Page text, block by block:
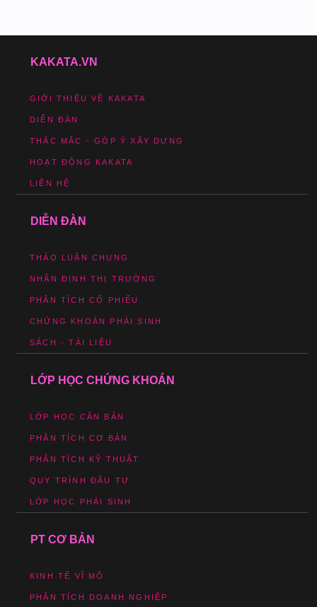
KAKATA.VN
GIỚI THIỆU VỀ KAKATA
DIỄN ĐÀN
THẮC MẮC - GÓP Ý XÂY DỰNG
HOẠT ĐỘNG KAKATA
LIÊN HỆ
DIỄN ĐÀN
THẢO LUẬN CHUNG
NHẬN ĐỊNH THỊ TRƯỜNG
PHÂN TÍCH CỔ PHIẾU
CHỨNG KHOÁN PHÁI SINH
SÁCH - TÀI LIỆU
LỚP HỌC CHỨNG KHOÁN
LỚP HỌC CĂN BẢN
PHÂN TÍCH CƠ BẢN
PHÂN TÍCH KỸ THUẬT
QUY TRÌNH ĐẦU TƯ
LỚP HỌC PHÁI SINH
PT CƠ BẢN
KINH TẾ VĨ MÔ
PHÂN TÍCH DOANH NGHIỆP